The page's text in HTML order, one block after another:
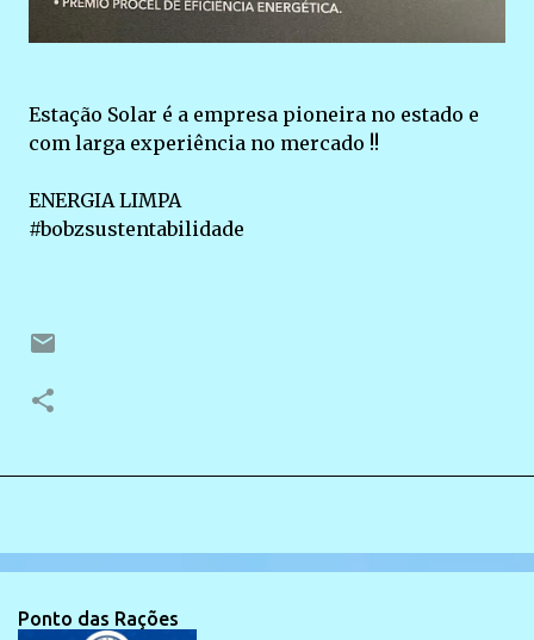
Estação Solar é a empresa pioneira no estado e
com larga experiência no mercado !!
ENERGIA LIMPA
#bobzsustentabilidade
Ponto das Rações